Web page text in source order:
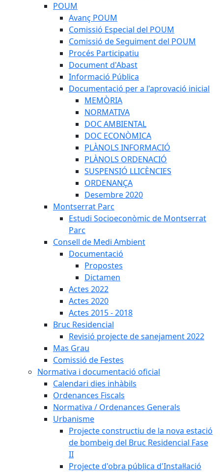
POUM
Avanç POUM
Comissió Especial del POUM
Comissió de Seguiment del POUM
Procés Participatiu
Document d'Abast
Informació Pública
Documentació per a l'aprovació inicial
MEMÒRIA
NORMATIVA
DOC AMBIENTAL
DOC ECONÒMICA
PLÀNOLS INFORMACIÓ
PLÀNOLS ORDENACIÓ
SUSPENSIÓ LLICÈNCIES
ORDENANÇA
Desembre 2020
Montserrat Parc
Estudi Socioeconòmic de Montserrat
Parc
Consell de Medi Ambient
Documentació
Propostes
Dictamen
Actes 2022
Actes 2020
Actes 2015 - 2018
Bruc Residencial
Revisió projecte de sanejament 2022
Mas Grau
Comissió de Festes
Normativa i documentació oficial
Calendari dies inhàbils
Ordenances Fiscals
Normativa / Ordenances Generals
Urbanisme
Projecte constructiu de la nova estació
de bombeig del Bruc Residencial Fase
II
Projecte d'obra pública d'Instal·lació